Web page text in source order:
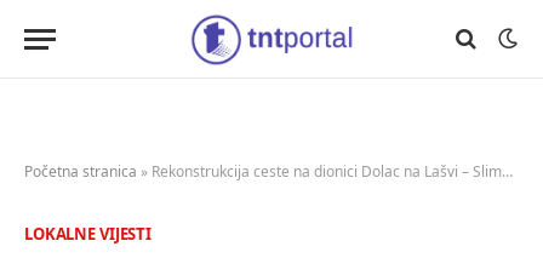
Početna stranica » Rekonstrukcija ceste na dionici Dolac na Lašvi – Slimena
LOKALNE VIJESTI